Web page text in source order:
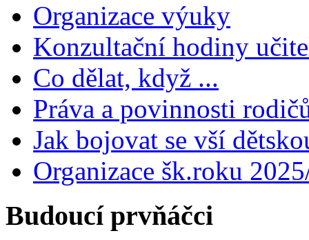
Organizace výuky
Konzultační hodiny
Co dělat, když ...
Práva a povinnosti
Jak bojovat se vší
Organizace šk.roku
Budoucí prvňáčci